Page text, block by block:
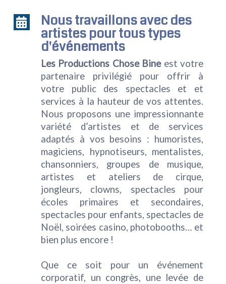
Nous travaillons avec des
artistes pour tous types
d'événements
Les Productions Chose Bineest votre
partenaire privilégié pour offrir à
votre public des spectacles et et
services à la hauteur de vos attentes.
Nous proposons une impressionnante
variété d’artistes et de services
adaptés à vos besoins : humoristes,
magiciens, hypnotiseurs, mentalistes,
chansonniers, groupes de musique,
artistes et ateliers de cirque,
jongleurs, clowns, spectacles pour
écoles primaires et secondaires,
spectacles pour enfants, spectacles de
Noël, soirées casino, photobooths… et
bien plus encore !
Que ce soit pour un événement
corporatif, un congrès, une levée de